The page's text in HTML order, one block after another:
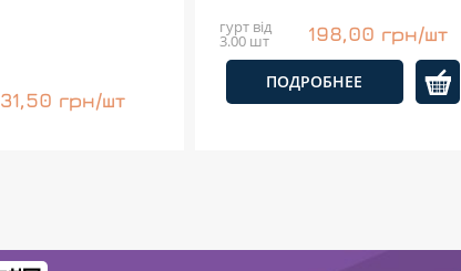
31,50 грн/шт
гурт від
3.00 шт 198,00 грн/шт
ПОДРОБНЕЕ